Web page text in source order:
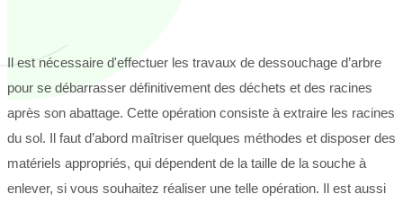
Il est nécessaire d'effectuer les travaux de dessouchage d’arbre
pour se débarrasser définitivement des déchets et des racines
après son abattage. Cette opération consiste à extraire les racines
du sol. Il faut d’abord maîtriser quelques méthodes et disposer des
matériels appropriés, qui dépendent de la taille de la souche à
enlever, si vous souhaitez réaliser une telle opération. Il est aussi